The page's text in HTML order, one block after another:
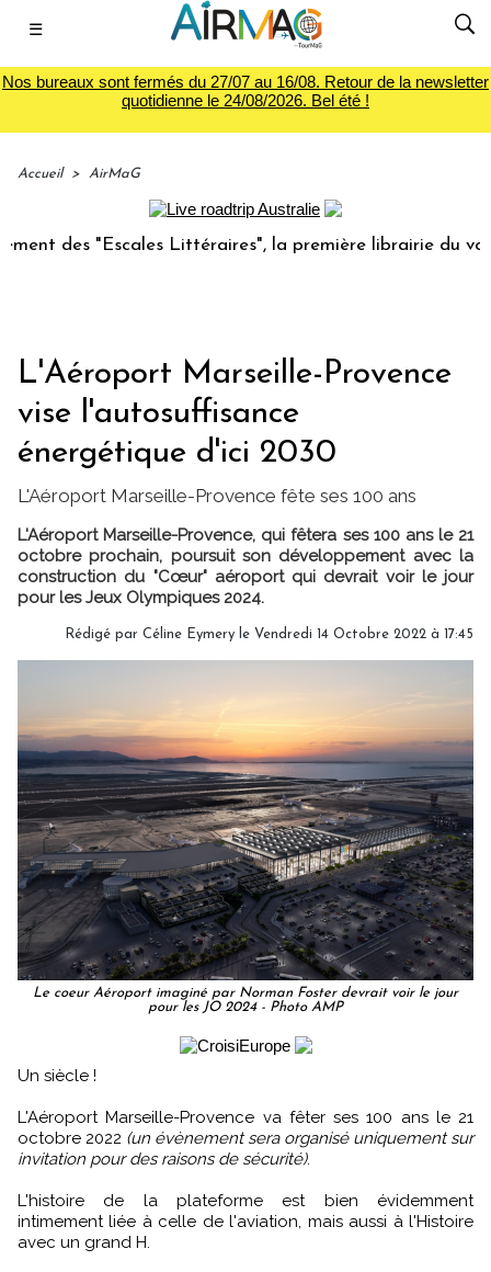
☰
Nos bureaux sont fermés du 27/07 au 16/08. Retour de la newsletter
quotidienne le 24/08/2026. Bel été !
Accueil > AirMaG
"Escales Littéraires", la première librairie du voyage
L'Aéroport Marseille-Provence
vise l'autosuffisance
énergétique d'ici 2030
L'Aéroport Marseille-Provence fête ses 100 ans
L'Aéroport Marseille-Provence, qui fêtera ses 100 ans le 21
octobre prochain, poursuit son développement avec la
construction du "Cœur" aéroport qui devrait voir le jour
pour les Jeux Olympiques 2024.
Rédigé par Céline Eymery le Vendredi 14 Octobre 2022 à 17:45
Le coeur Aéroport imaginé par Norman Foster devrait voir le jour
pour les JO 2024 - Photo AMP
Un siècle !
L'Aéroport Marseille-Provence va fêter ses 100 ans le 21
octobre 2022 (un évènement sera organisé uniquement sur
invitation pour des raisons de sécurité).
L'histoire de la plateforme est bien évidemment
intimement liée à celle de l'aviation, mais aussi à l'Histoire
avec un grand H.